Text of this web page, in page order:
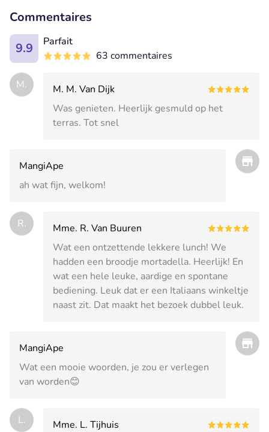
Commentaires
9.9
Parfait
63 commentaires
M.
M. M. Van Dijk
Was genieten. Heerlijk gesmuld op het
terras. Tot snel
MangiApe
ah wat fijn, welkom!
R.
Mme. R. Van Buuren
Wat een ontzettende lekkere lunch! We
hadden een broodje mortadella. Heerlijk! En
wat een hele leuke, aardige en spontane
bediening. Leuk dat er een Italiaans winkeltje
naast zit. Dat maakt het bezoek dubbel leuk.
MangiApe
Wat een mooie woorden, je zou er verlegen
van worden😊
L. Mme. L. Tijhuis